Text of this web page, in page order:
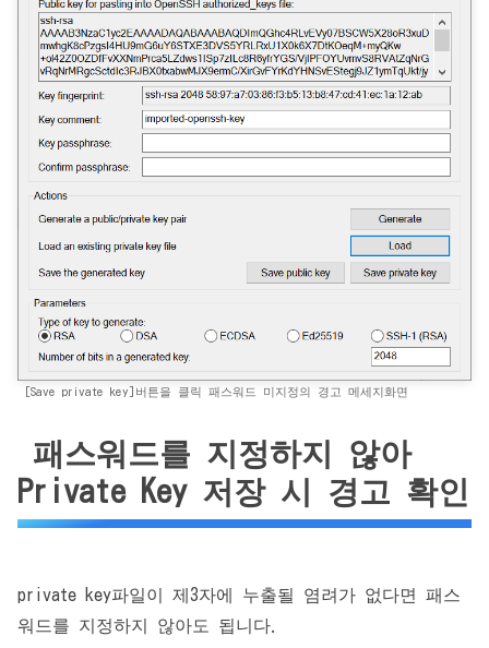
[Save private key]버튼을 클릭 패스워드 미지정의 경고 메세지화면
패스워드를 지정하지 않아
Private Key 저장 시 경고 확인
private key파일이 제3자에 누출될 염려가 없다면 패스
워드를 지정하지 않아도 됩니다.